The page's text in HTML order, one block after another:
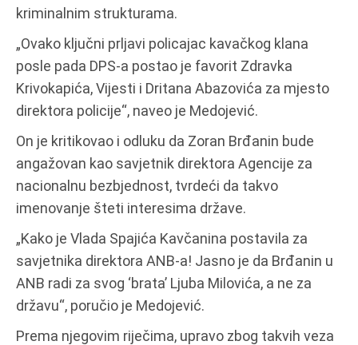
kriminalnim strukturama.
„Ovako ključni prljavi policajac kavačkog klana
posle pada DPS-a postao je favorit Zdravka
Krivokapića, Vijesti i Dritana Abazovića za mjesto
direktora policije“, naveo je Medojević.
On je kritikovao i odluku da Zoran Brđanin bude
angažovan kao savjetnik direktora Agencije za
nacionalnu bezbjednost, tvrdeći da takvo
imenovanje šteti interesima države.
„Kako je Vlada Spajića Kavčanina postavila za
savjetnika direktora ANB-a! Jasno je da Brđanin u
ANB radi za svog ‘brata’ Ljuba Milovića, a ne za
državu“, poručio je Medojević.
Prema njegovim riječima, upravo zbog takvih veza